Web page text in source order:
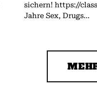
sichern! https://
Jahre Sex, Drugs...